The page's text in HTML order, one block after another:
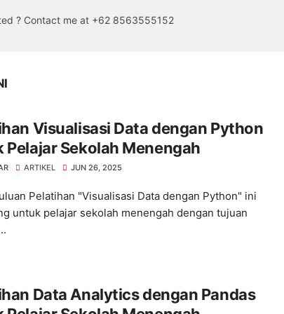
? Contact me at +62 8563555152
Visualisasi Data dengan Python
Pelajar Sekolah Menengah
ARTIKEL JUN 26, 2025
Pelatihan "Visualisasi Data dengan Python" ini
untuk pelajar sekolah menengah dengan tujuan
Data Analytics dengan Pandas